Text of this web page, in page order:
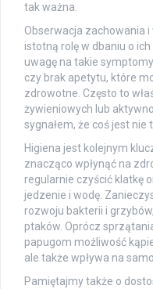
tak ważna.
Obserwacja zachowania
istotną rolę w dbaniu o
uwagę na takie
czy brak apetytu, które
zdrowotne. Często to
żywieniowych lub
sygnałem, że coś jest nie
Higiena jest kolejnym
znacząco wpłynąć na
regularnie czyścić klatkę
jedzenie i wodę.
rozwoju bakterii i
ptaków. Oprócz
papugom możliwość
ale także wpływa na
Pamiętajmy także o